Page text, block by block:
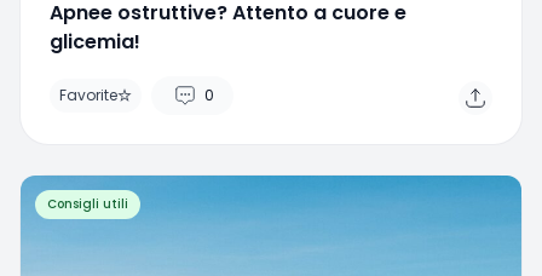
Apnee ostruttive? Attento a cuore e
glicemia!
Favorite 0
Consigli utili